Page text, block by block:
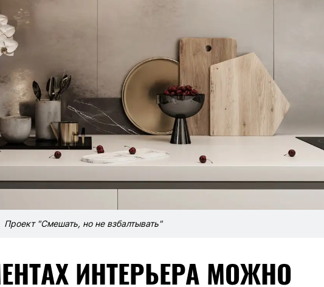
Проект "Смешать, но не взбалтывать"
ИНТЕРЬЕРА МОЖНО